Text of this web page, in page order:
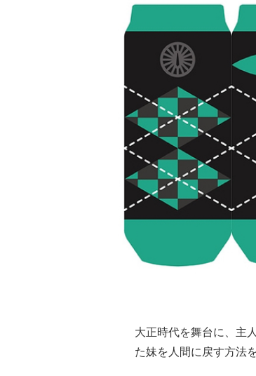
大正時代を舞台に、主
た妹を人間に戻す方法